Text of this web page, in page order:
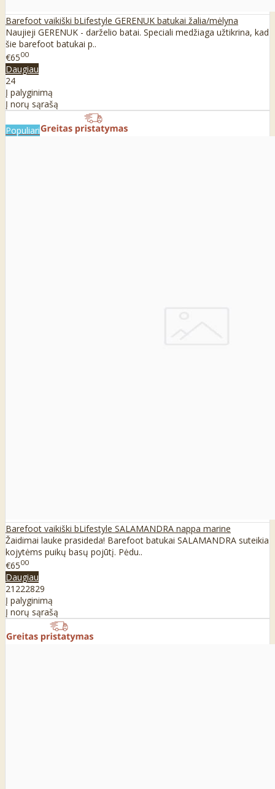
Barefoot vaikiški bLifestyle GERENUK batukai žalia/mėlyna
Naujieji GERENUK - darželio batai. Speciali medžiaga užtikrina, kad
šie barefoot batukai p..
€6500
Daugiau
24
Į palyginimą
Į norų sąrašą
Populiari
Barefoot vaikiški bLifestyle SALAMANDRA nappa marine
Žaidimai lauke prasideda! Barefoot batukai SALAMANDRA suteikia
kojytėms puikų basų pojūtį. Pėdu..
€6500
Daugiau
21 222829
Į palyginimą
Į norų sąrašą